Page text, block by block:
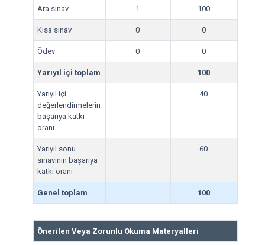
Ara sınav 1 100
Kısa sınav 0 0
Ödev 0 0
Yarıyıl içi toplam 100
Yarıyıl içi
değerlendirmelerin
başarıya katkı
oranı
40
Yarıyıl sonu
sınavının başarıya
katkı oranı
60
Genel toplam 100
Önerilen Veya Zorunlu Okuma Materyalleri